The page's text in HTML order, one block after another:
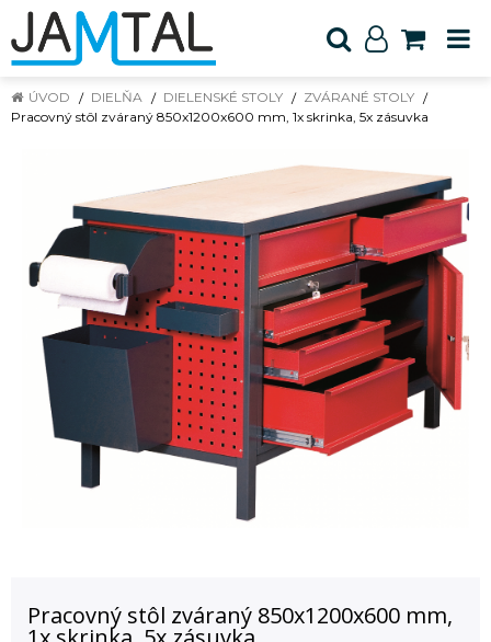
ÚVOD DIELŇA DIELENSKÉ STOLY
ZVÁRANÉ STOLY
Pracovný stôl zváraný 850x1200x600 mm, 1x skrinka, 5x zásuvka
Pracovný stôl zváraný 850x1200x600 mm,